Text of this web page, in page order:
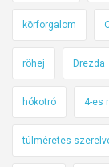
körforgalom
röhej Drezda
hókotró 4-es
túlméretes